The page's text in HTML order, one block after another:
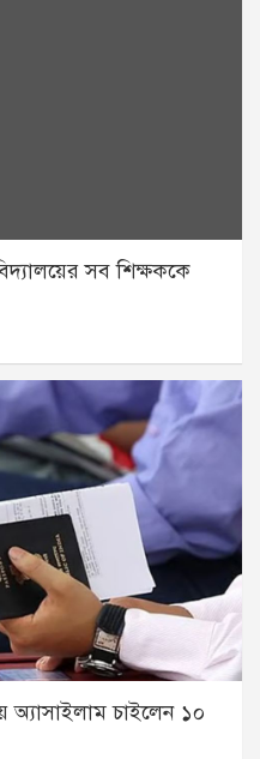
সব শিক্ষককে
অ্যাসাইলাম চাইলেন ১০